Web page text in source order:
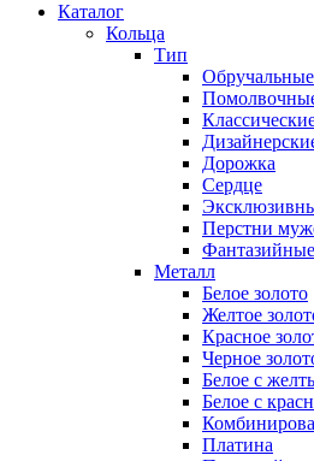
Каталог
Кольца
Тип
Обручальные
Дорожка
Сердце
Перстни
Металл
Белое золото
Желтое
Красное
Черное
Белое с
Белое с
Платина